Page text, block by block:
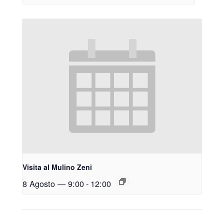
Visita al Mulino Zeni
8 Agosto — 9:00- 12:00